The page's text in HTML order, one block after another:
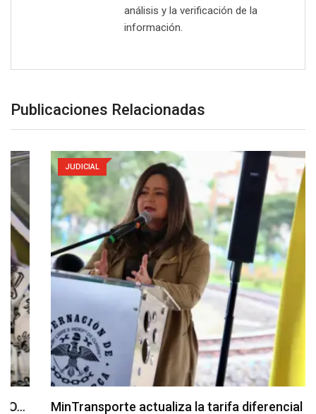
análisis y la verificación de la
información.
Publicaciones Relacionadas
JUDICIAL
MinTransporte actualiza la tarifa diferencial del